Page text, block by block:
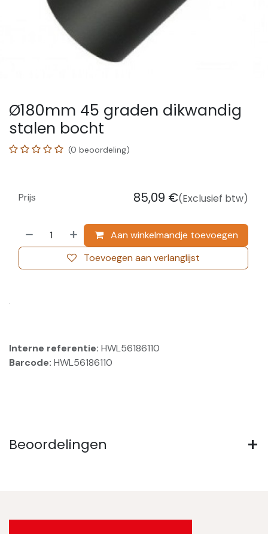
Ø180mm 45 graden dikwandig
stalen bocht
(0 beoordeling)
Aan winkelmandje toevoegen
Toevoegen aan verlanglijst
Prijs 85,09 €(Exclusief btw)
.
Interne referentie: HWL56186110
Barcode: HWL56186110
Beoordelingen